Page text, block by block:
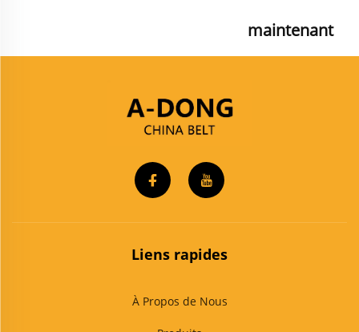
maintenant
Liens rapides
À Propos de Nous